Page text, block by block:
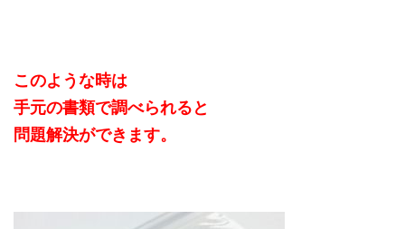
このような時は
手元の書類で調べられると
問題解決ができます。